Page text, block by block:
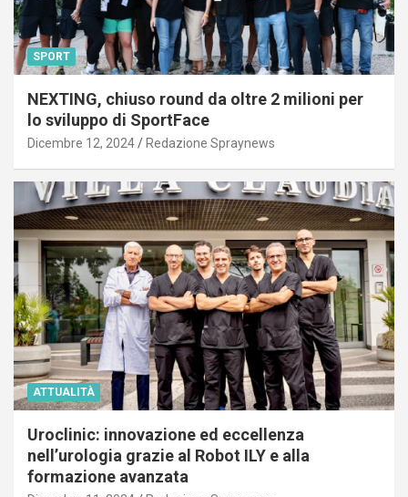
SPORT
NEXTING, chiuso round da oltre 2 milioni per
lo sviluppo di SportFace
Dicembre 12, 2024 Redazione Spraynews
ATTUALITÀ
Uroclinic: innovazione ed eccellenza
nell’urologia grazie al Robot ILY e alla
formazione avanzata